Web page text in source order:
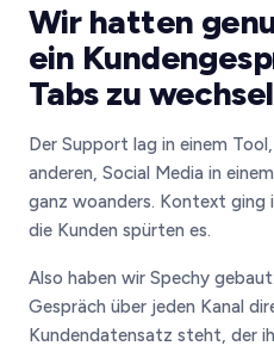
Wir hatten
ein
Tabs zu
Der Support lag in einem
anderen, Social Media in
ganz woanders. Kontext ging
die Kunden spürten es.
Also haben wir Spechy
Gespräch über jeden Kanal
Kundendatensatz steht, der